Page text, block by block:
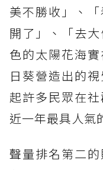
美不勝收」、
開了」、「去
色的太陽花海
日葵營造出的
起許多民眾在
近一年最具人氣
聲量排名第二